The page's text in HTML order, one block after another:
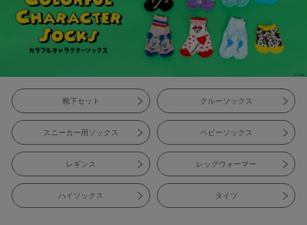
靴下セット クルーソックス
スニーカー用ソックス ベビーソックス
レギンス レッグウォーマー
ハイソックス タイツ